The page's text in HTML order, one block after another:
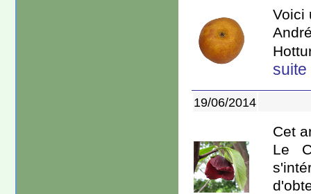
Voici
suite
19/06/2014
Cet
Le